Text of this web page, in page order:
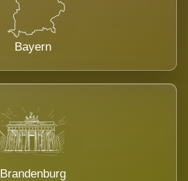
Bayern
Brandenburg